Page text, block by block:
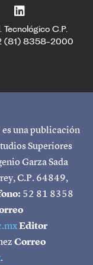
C.P.
(81) 8358-2000
una publicación
Superiores
Garza Sada
C.P. 64849,
52 81 8358
Editor
Correo
.